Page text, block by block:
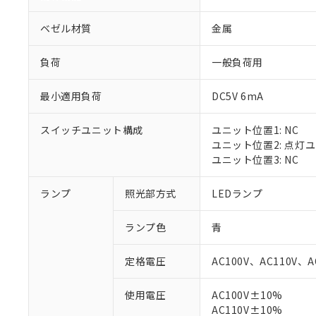
ベゼル材質 金属
負荷 一般負荷用
最小適用負荷 DC5V 6mA
スイッチユニット構成
ユニット位置1: NC
ユニット位置2: 点灯
ユニット位置3: NC
ランプ 照光部方式 LEDランプ
ランプ色 青
定格電圧 AC100V、AC110V、
使用電圧
AC100V±10%
AC110V±10%
ご利用条件
※1 対応状況
対応予定なし：
調査・確認中：
非該当品：ライセ
仕入先様の事情に
※1 中国